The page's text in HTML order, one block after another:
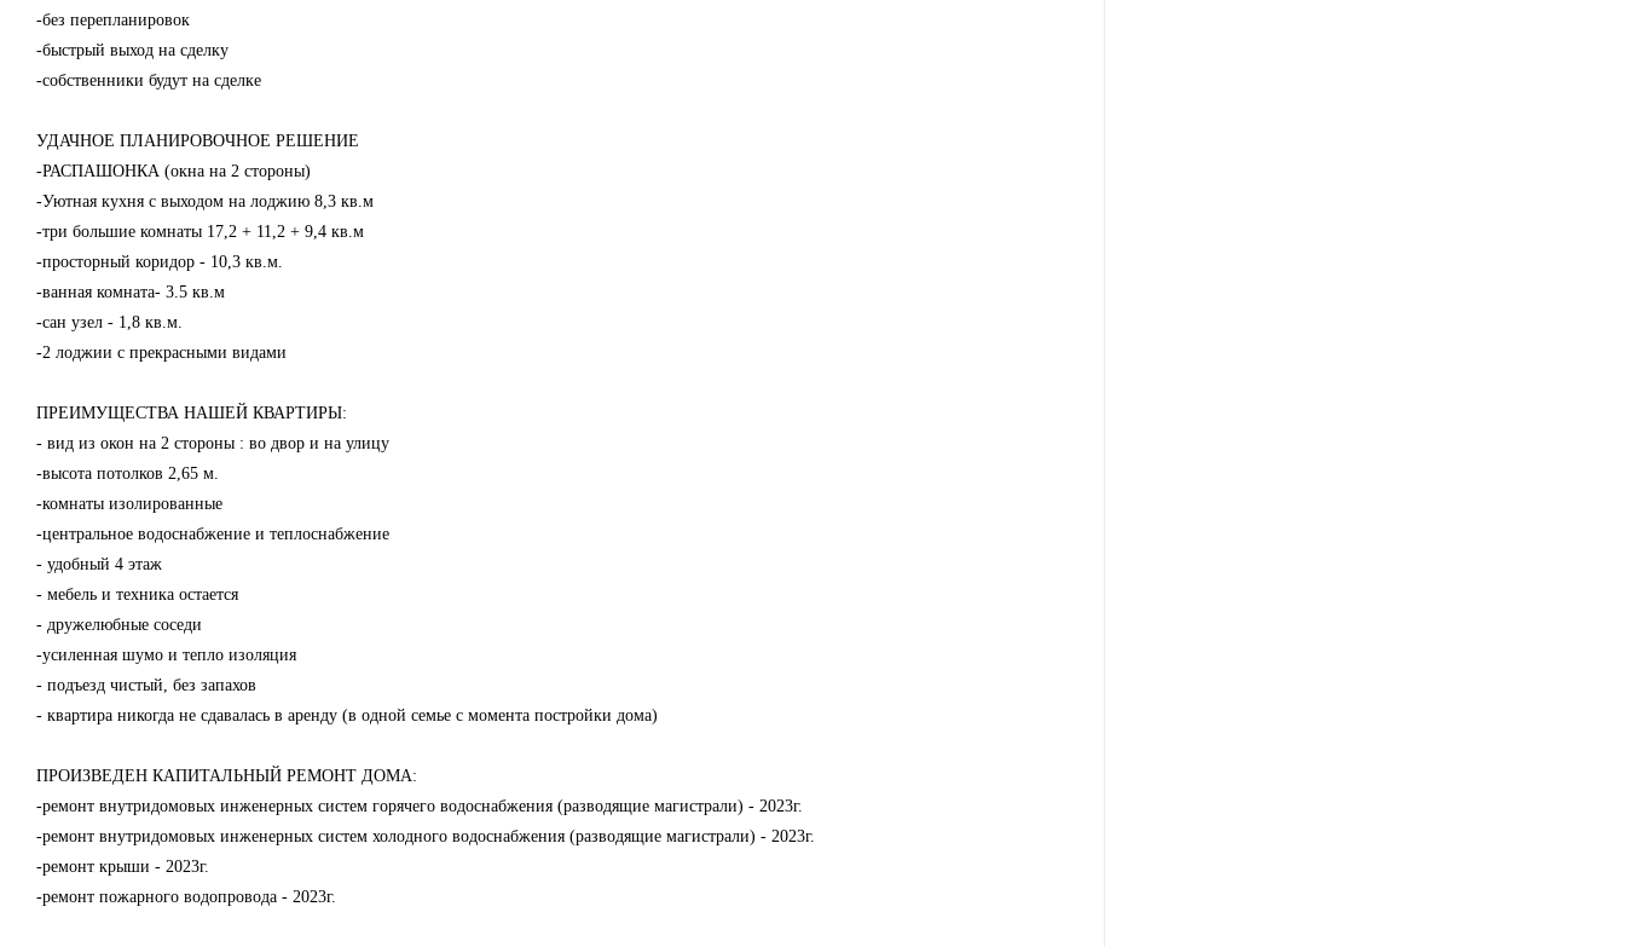
-без перепланировок
-быстрый выход на сделку
-собственники будут на сделке
УДАЧНОЕ ПЛАНИРОВОЧНОЕ РЕШЕНИЕ
-РАСПАШОНКА (окна на 2 стороны)
-Уютная кухня с выходом на лоджию 8,3 кв.м
-три большие комнаты 17,2 + 11,2 + 9,4 кв.м
-просторный коридор - 10,3 кв.м.
-ванная комната- 3.5 кв.м
-сан узел - 1,8 кв.м.
-2 лоджии с прекрасными видами
ПРЕИМУЩЕСТВА НАШЕЙ КВАРТИРЫ:
- вид из окон на 2 стороны : во двор и на улицу
-высота потолков 2,65 м.
-комнаты изолированные
-центральное водоснабжение и теплоснабжение
- удобный 4 этаж
- мебель и техника остается
- дружелюбные соседи
-усиленная шумо и тепло изоляция
- подъезд чистый, без запахов
- квартира никогда не сдавалась в аренду (в одной семье с момента постройки дома)
ПРОИЗВЕДЕН КАПИТАЛЬНЫЙ РЕМОНТ ДОМА:
-ремонт внутридомовых инженерных систем горячего водоснабжения (разводящие магистрали) - 2023г.
-ремонт внутридомовых инженерных систем холодного водоснабжения (разводящие магистрали) - 2023г.
-ремонт крыши - 2023г.
-ремонт пожарного водопровода - 2023г.